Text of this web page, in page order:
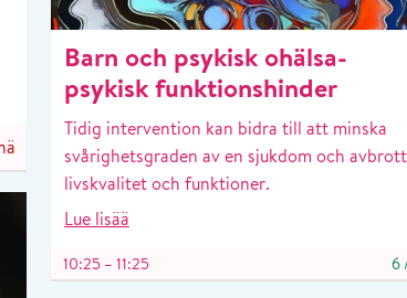
Barn och psykisk ohälsa-
psykisk funktionshinder
Tidig intervention kan bidra till att minska
svårighetsgraden av en sjukdom och
livskvalitet och funktioner.
Lue lisää
10:25 – 11:25 6